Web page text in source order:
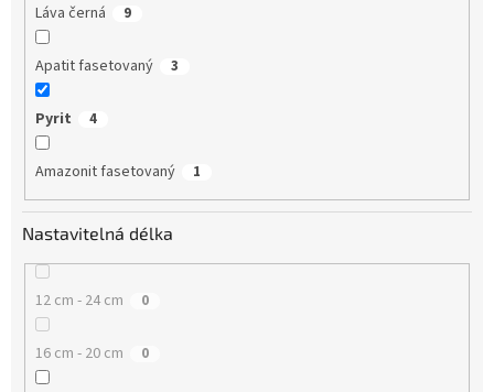
Láva černá 9
Apatit fasetovaný 3
Pyrit 4
Amazonit fasetovaný 1
Nastavitelná délka
12 cm - 24 cm 0
16 cm - 20 cm 0